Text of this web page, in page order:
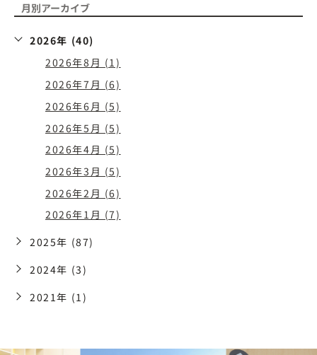
月別アーカイブ
2026年 (40)
2026年8月 (1)
2026年7月 (6)
2026年6月 (5)
2026年5月 (5)
2026年4月 (5)
2026年3月 (5)
2026年2月 (6)
2026年1月 (7)
2025年 (87)
2024年 (3)
2021年 (1)